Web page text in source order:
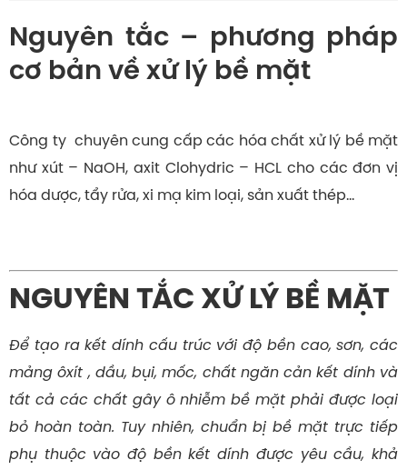
Nguyên tắc – phương pháp
cơ bản về xử lý bề mặt
Công ty chuyên cung cấp các hóa chất xử lý bề mặt
như xút – NaOH, axit Clohydric – HCL cho các đơn vị
hóa dược, tẩy rửa, xi mạ kim loại, sản xuất thép…
NGUYÊN TẮC XỬ LÝ BỀ MẶT
Để tạo ra kết dính cấu trúc với độ bền cao, sơn, các
mảng ôxít , dầu, bụi, mốc, chất ngăn cản kết dính và
tất cả các chất gây ô nhiễm bề mặt phải được loại
bỏ hoàn toàn. Tuy nhiên, chuẩn bị bề mặt trực tiếp
phụ thuộc vào độ bền kết dính được yêu cầu, khả